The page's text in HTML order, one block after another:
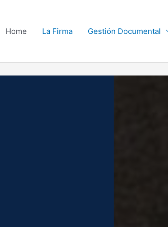
Home La Firma Gestión Documental